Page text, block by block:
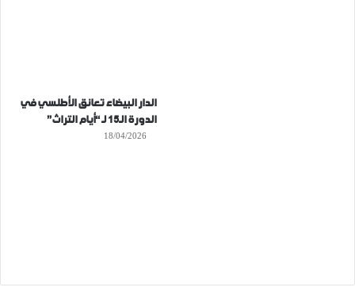
الدار البيضاء تعانق الأطلسي في
الدورة الـ15 لـ “أيام التراث”
18/04/2026